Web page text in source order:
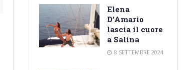
Elena
D’Amario
lascia il cuore
a Salina
8 SETTEMBRE 2024